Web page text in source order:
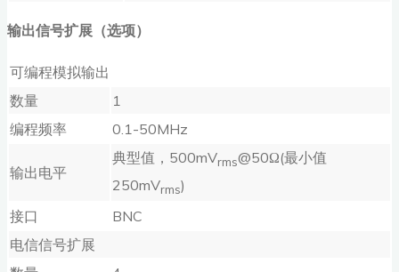
输出信号扩展（选项）
可编程模拟输出
数量
1
编程频率
0.1-50MHz
输出电平
典型值，500mVrms@50Ω(最小值
250mVrms)
接口
BNC
电信信号扩展